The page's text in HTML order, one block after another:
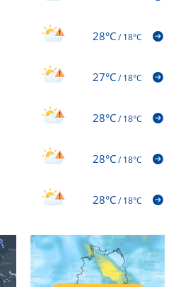
28°C/18°C
27°C/18°C
28°C/18°C
28°C/18°C
28°C/18°C